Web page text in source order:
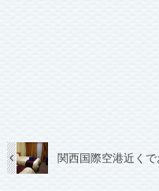
関西国際空港近く